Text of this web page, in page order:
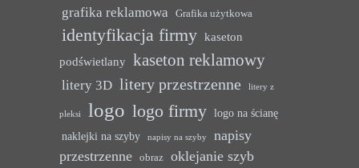
grafika reklamowa Grafika użytkowa
identyfikacja firmy kaseton
podświetlany kaseton reklamowy
litery 3D litery przestrzenne litery z
pleksi logo logo firmy logo na ścianę
naklejki na szyby
napisy na szyby
napisy
przestrzenne
obraz oklejanie szyb